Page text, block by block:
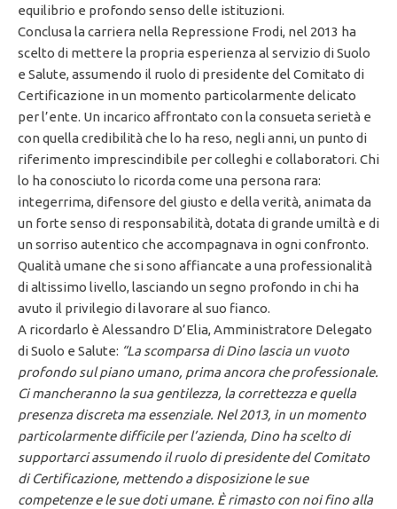
equilibrio e profondo senso delle istituzioni.
Conclusa la carriera nella Repressione Frodi, nel 2013 ha
scelto di mettere la propria esperienza al servizio diSuolo
e Salute, assumendo il ruolo di presidente del Comitato di
Certificazione in un momento particolarmente delicato
per l’ente. Un incarico affrontato con la consueta serietà e
con quella credibilità che lo ha reso, negli anni, un punto di
riferimento imprescindibile per colleghi e collaboratori. Chi
lo ha conosciuto lo ricorda come una persona rara:
integerrima, difensore del giusto e della verità, animata da
un forte senso di responsabilità, dotata di grande umiltà e di
un sorriso autentico che accompagnava in ogni confronto.
Qualità umane che si sono affiancate a una professionalità
di altissimo livello, lasciando un segno profondo in chi ha
avuto il privilegio di lavorare al suo fianco.
A ricordarlo è Alessandro D’Elia, Amministratore Delegato
di Suolo e Salute: “La scomparsa di Dino lascia un vuoto
profondo sul piano umano, prima ancora che professionale.
Ci mancheranno la sua gentilezza, la correttezza e quella
presenza discreta ma essenziale. Nel 2013, in un momento
particolarmente difficile per l’azienda, Dino ha scelto di
supportarci assumendo il ruolo di presidente del Comitato
di Certificazione, mettendo a disposizione le sue
competenze e le sue doti umane. È rimasto con noi fino alla